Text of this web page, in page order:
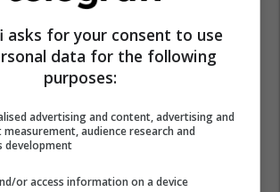
asks for your consent to use
data for the following
purposes:
advertising and content, advertising and
audience research and
development
or access information on a device